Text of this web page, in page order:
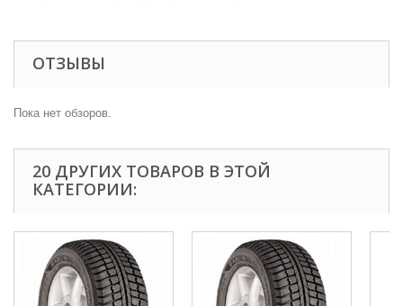
ОТЗЫВЫ
Пока нет обзоров.
20 ДРУГИХ ТОВАРОВ В ЭТОЙ
КАТЕГОРИИ: